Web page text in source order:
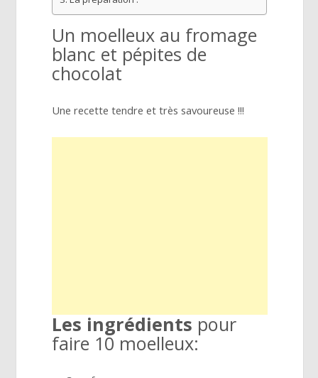
Un moelleux au fromage
blanc et pépites de
chocolat
Une recette tendre et très savoureuse !!!
Les ingrédients pour
faire 10 moelleux: